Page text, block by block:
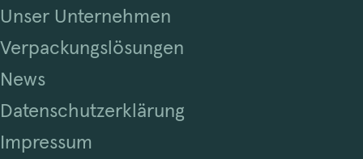
Unser Unternehmen
Verpackungslösungen
News
Datenschutzerklärung
Impressum